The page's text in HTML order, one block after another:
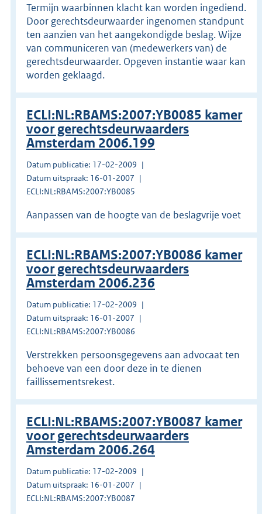
Termijn waarbinnen klacht kan worden ingediend.
Door gerechtsdeurwaarder ingenomen standpunt
ten aanzien van het aangekondigde beslag. Wijze
van communiceren van (medewerkers van) de
gerechtsdeurwaarder. Opgeven instantie waar kan
worden geklaagd.
ECLI:NL:RBAMS:2007:YB0085 kamer
voor gerechtsdeurwaarders
Amsterdam 2006.199
Datum publicatie: 17-02-2009
Datum uitspraak: 16-01-2007
ECLI:NL:RBAMS:2007:YB0085
Aanpassen van de hoogte van de beslagvrije voet
ECLI:NL:RBAMS:2007:YB0086 kamer
voor gerechtsdeurwaarders
Amsterdam 2006.236
Datum publicatie: 17-02-2009
Datum uitspraak: 16-01-2007
ECLI:NL:RBAMS:2007:YB0086
Verstrekken persoonsgegevens aan advocaat ten
behoeve van een door deze in te dienen
faillissementsrekest.
ECLI:NL:RBAMS:2007:YB0087 kamer
voor gerechtsdeurwaarders
Amsterdam 2006.264
Datum publicatie: 17-02-2009
Datum uitspraak: 16-01-2007
ECLI:NL:RBAMS:2007:YB0087